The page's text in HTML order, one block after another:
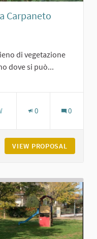
Carpaneto
di vegetazione
dove si può...
0 0
VIEW PROPOSAL